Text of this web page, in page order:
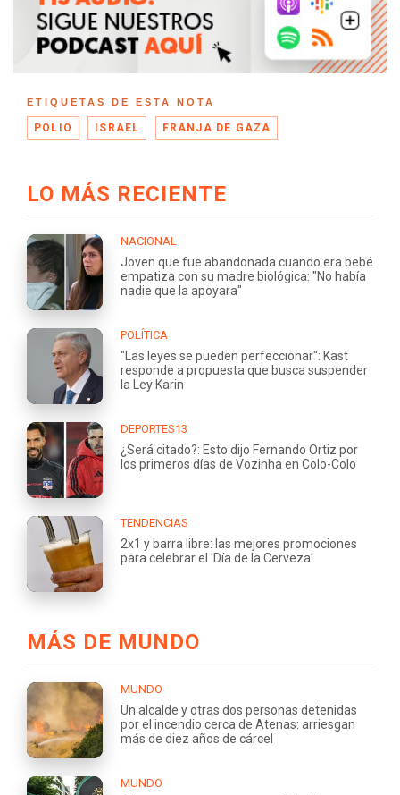
ETIQUETAS DE ESTA NOTA
POLIO ISRAEL FRANJA DE GAZA
LO MÁS RECIENTE
NACIONAL
Joven que fue abandonada cuando era bebé
empatiza con su madre biológica: "No había
nadie que la apoyara"
POLÍTICA
"Las leyes se pueden perfeccionar": Kast
responde a propuesta que busca suspender
la Ley Karin
DEPORTES13
¿Será citado?: Esto dijo Fernando Ortiz por
los primeros días de Vozinha en Colo-Colo
TENDENCIAS
2x1 y barra libre: las mejores promociones
para celebrar el 'Día de la Cerveza'
MÁS DE MUNDO
MUNDO
Un alcalde y otras dos personas detenidas
por el incendio cerca de Atenas: arriesgan
más de diez años de cárcel
MUNDO